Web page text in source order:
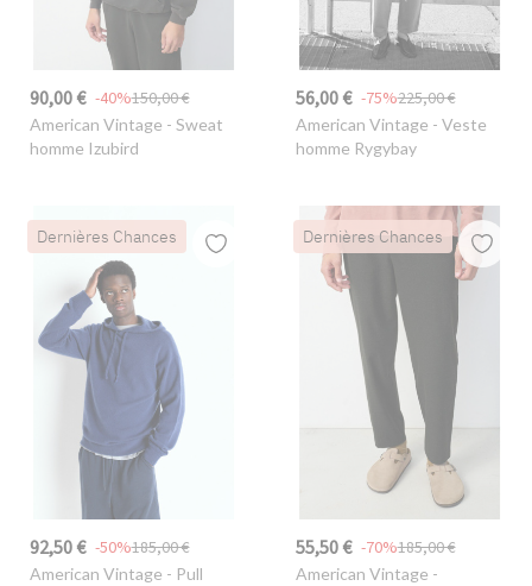
90,00 € 150,00 €
-40%
American Vintage - Sweat
homme Izubird
56,00 € 225,00 €
-75%
American Vintage - Veste
homme Rygybay
Dernières Chances
92,50 € 185,00 €
-50%
American Vintage - Pull
Dernières Chances
55,50 € 185,00 €
-70%
American Vintage -